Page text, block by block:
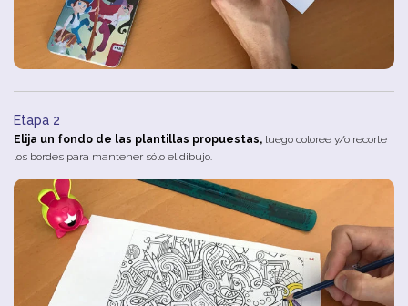
Etapa 2
Elija un fondo de las plantillas propuestas, luego coloree y/o recorte
los bordes para mantener sólo el dibujo.